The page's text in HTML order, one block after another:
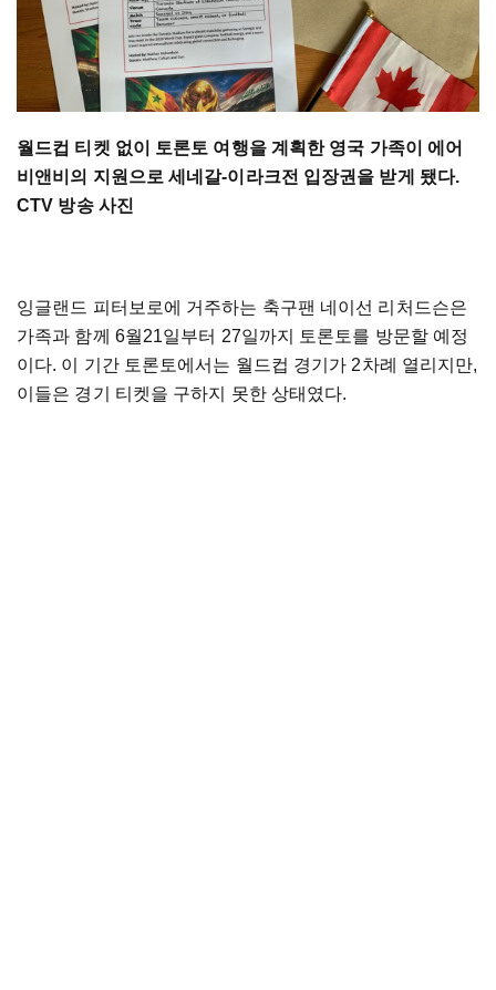
월드컵 티켓 없이 토론토 여행을 계획한 영국 가족이 에어
비앤비의 지원으로 세네갈-이라크전 입장권을 받게 됐다.
CTV 방송 사진
잉글랜드 피터보로에 거주하는 축구팬 네이선 리처드슨은
가족과 함께 6월21일부터 27일까지 토론토를 방문할 예정
이다. 이 기간 토론토에서는 월드컵 경기가 2차례 열리지만,
이들은 경기 티켓을 구하지 못한 상태였다.